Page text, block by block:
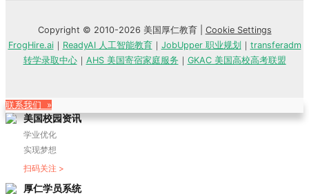
Copyright © 2010-2026 美国厚仁教育 | Cookie Settings
FrogHire.ai｜ ReadyAI 人工智能教育｜ JobUpper 职业规划 ｜ transferadm
转学录取中心｜ AHS 美国寄宿家庭服务 ｜ GKAC 美国高校高考联盟
联系我们 »
美国校园资讯
学业优化
实现梦想
扫码关注 >
厚仁学员系统